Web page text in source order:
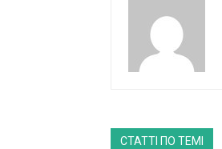
СТАТТІ ПО ТЕМІ